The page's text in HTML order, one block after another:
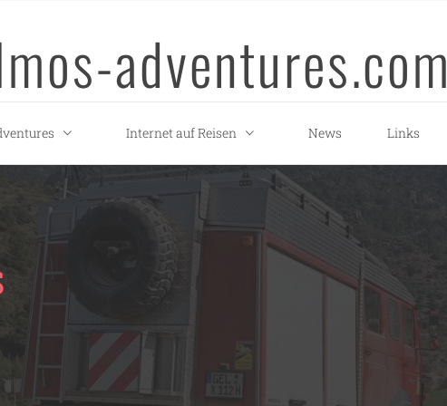
adventures.com
Internet auf Reisen News Links